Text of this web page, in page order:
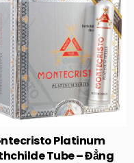
Posted
in
Platinum
Tube – Đẳng